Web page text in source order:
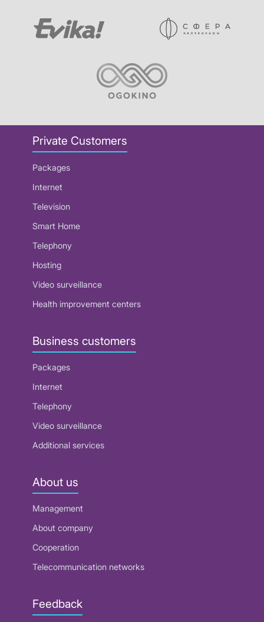
Private Customers
Packages
Internet
Television
Smart Home
Telephony
Hosting
Video surveillance
Health improvement centers
Business customers
Packages
Internet
Telephony
Video surveillance
Additional services
About us
Management
About company
Cooperation
Telecommunication networks
Feedback